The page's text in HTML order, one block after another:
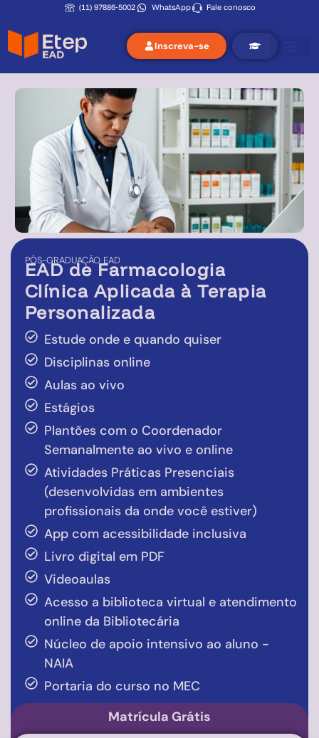
(11) 97886‑5002 WhatsApp Fale conosco
Inscreva-se
PÓS-GRADUAÇÃOEAD
EAD deFarmacologia
Clínica Aplicada à Terapia
Personalizada
Estude onde e quando quiser
Disciplinas online
Aulas ao vivo
Estágios
Plantões com o Coordenador
Semanalmente ao vivo e online
Atividades Práticas Presenciais
(desenvolvidas em ambientes
profissionais da onde você estiver)
App com acessibilidade inclusiva
Livro digital em PDF
Videoaulas
Acesso a biblioteca virtual e atendimento
online da Bibliotecária
Núcleo de apoio intensivo ao aluno -
NAIA
Portaria do curso no MEC
Matrícula Grátis